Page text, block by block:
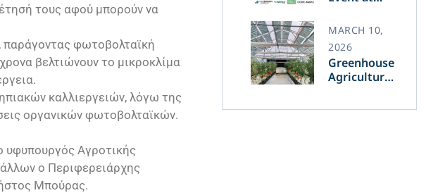
τους αφού μπορούν να
παράγοντας φωτοβολταϊκή
βελτιώνουν το μικροκλίμα
καλλιεργειών, λόγω της
οργανικών φωτοβολταϊκών.
υφυπουργός Αγροτικής
ο Περιφερειάρχης
Μπούρας.
March 14
Greenhouse
Agriculture
MARCH 10,
2026